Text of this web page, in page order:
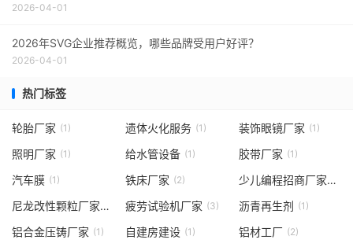
2026-04-01
2026年SVG企业推荐概览，哪些品牌受用户好评？
2026-04-01
热门标签
轮胎厂家 (1) 遗体火化服务 (1) 装饰眼镜厂家 (1)
照明厂家 (1) 给水管设备 (1) 胶带厂家 (1)
汽车膜 (1) 铁床厂家 (2) 少儿编程招商厂家
(1)
尼龙改性颗粒厂家(4) 疲劳试验机厂家 (3) 沥青再生剂 (1)
铝合金压铸厂家 (1) 自建房建设 (1) 铝材工厂 (2)